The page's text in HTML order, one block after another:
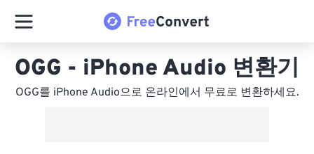
OGG - iPhone Audio 변환기
OGG를 iPhone Audio으로 온라인에서 무료로 변환하세요.